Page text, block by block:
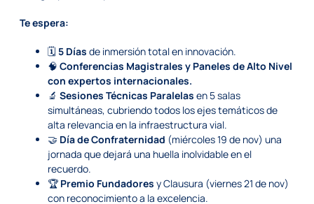
Te espera:
🗓️ 5 Días de inmersión total en innovación.
🧠 Conferencias Magistrales y Paneles de Alto Nivel
con expertos internacionales.
🔬 Sesiones Técnicas Paralelas en 5 salas
simultáneas, cubriendo todos los ejes temáticos de
alta relevancia en la infraestructura vial.
🤝 Día de Confraternidad (miércoles 19 de nov) una
jornada que dejará una huella inolvidable en el
recuerdo.
🏆 Premio Fundadores y Clausura (viernes 21 de nov)
con reconocimiento a la excelencia.